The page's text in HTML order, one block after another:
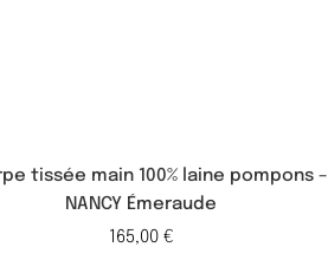
tissée main 100% laine pompons –
NANCY Émeraude
165,00 €